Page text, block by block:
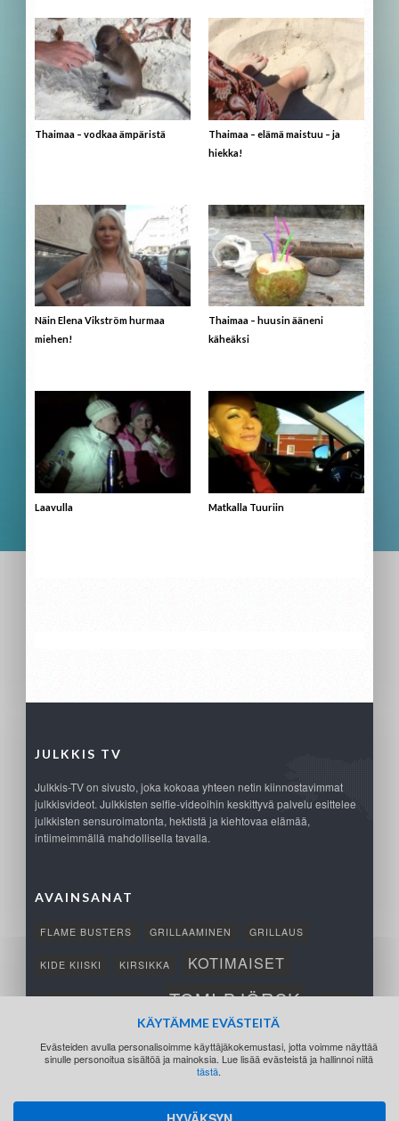
Thaimaa – vodkaa ämpäristä
Thaimaa – elämä maistuu – ja
hiekka!
Näin Elena Vikström hurmaa
miehen!
Thaimaa – huusin ääneni
käheäksi
Laavulla Matkalla Tuuriin
JULKKIS TV
Julkkis-TV on sivusto, joka kokoaa yhteen netin kiinnostavimmat
julkkisvideot. Julkkisten selfie-videoihin keskittyvä palvelu esittelee
julkkisten sensuroimatonta, hektistä ja kiehtovaa elämää,
intiimeimmällä mahdollisella tavalla.
AVAINSANAT
FLAME BUSTERS GRILLAAMINEN GRILLAUS
KIDE KIISKI KIRSIKKA KOTIMAISET
TOMI BJÖRCK
KÄYTÄMME EVÄSTEITÄ
Evästeiden avulla personalisoimme käyttäjäkokemustasi, jotta voimme näyttää
sinulle personoitua sisältöä ja mainoksia. Lue lisää evästeistä ja hallinnoi niitä
tästä.